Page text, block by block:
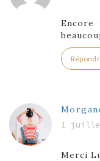
Encore
1 juillet
Merci